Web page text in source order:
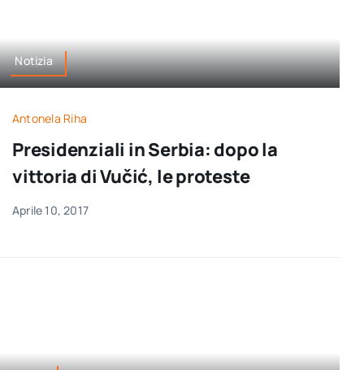
Notizia
Antonela Riha
Presidenziali in Serbia: dopo la
vittoria di Vučić, le proteste
Aprile 10, 2017